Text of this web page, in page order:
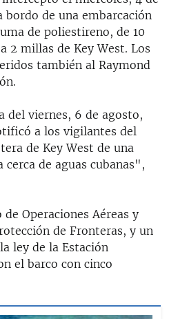
bordo de una embarcación
de poliestireno, de 10
2 millas de Key West. Los
también al Raymond
del viernes, 6 de agosto,
a los vigilantes del
de Key West de una
cerca de aguas cubanas",
Operaciones Aéreas y
de Fronteras, y un
ley de la Estación
el barco con cinco